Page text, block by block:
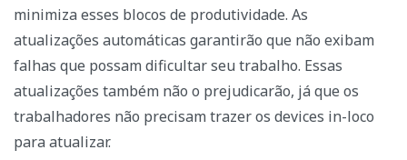
minimiza esses blocos de produtividade. As
atualizações automáticas garantirão que não exibam
falhas que possam dificultar seu trabalho. Essas
atualizações também não o prejudicarão, já que os
trabalhadores não precisam trazer os devices in-loco
para atualizar.